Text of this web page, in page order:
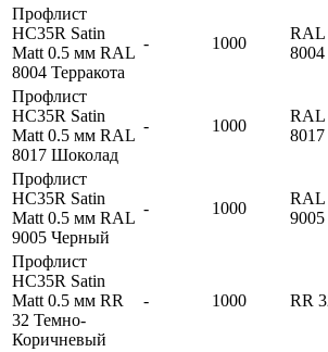
Профлист
HC35R Satin
Matt 0.5 мм RAL
8004 Терракота
- 1000
RAL
8004
Профлист
HC35R Satin
Matt 0.5 мм RAL
8017 Шоколад
- 1000
RAL
8017
Профлист
HC35R Satin
Matt 0.5 мм RAL
9005 Черный
- 1000
RAL
9005
Профлист
HC35R Satin
Matt 0.5 мм RR
32 Темно-
Коричневый
- 1000 RR